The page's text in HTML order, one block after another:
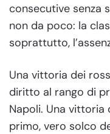
consecutive senza
non da poco: la
soprattutto,
Una vittoria dei
diritto al rango di
Napoli. Una vittoria
primo, vero solco